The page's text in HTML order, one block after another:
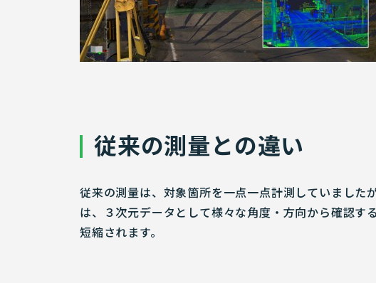
従来の測量との違い
従来の測量は、対象箇所を一点一点計測していました
は、３次元データとして様々な角度・方向から確認す
短縮されます。